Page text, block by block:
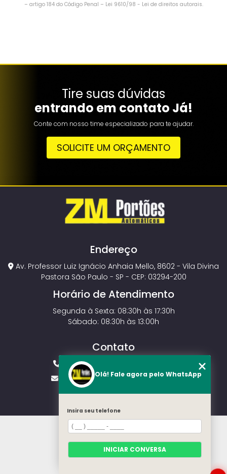
– artigo 184 do Código Penal – Lei 9610/98 - Lei de direitos autorais.
Tire suas dúvidas
entrando em contato Já!
Conte com nosso time especializado para te ajudar.
SOLICITE UM ORÇAMENTO
Endereço
Av. Professor Luiz Ignácio Anhaia Mello, 8602 - Vila Divina
Pastora São Paulo - SP - CEP: 03294-200
Horário de Atendimento
Segunda à Sexta: 08:30h às 17:30h
Sábado: 08:30h às 13:00h
Contato
(11) 2143-4826
vendas.zmportoes@gmail.com
HOME
MODELOS
CONTATO
Olá! Fale agora pelo WhatsApp
Insira seu telefone
INICIAR CONVERSA